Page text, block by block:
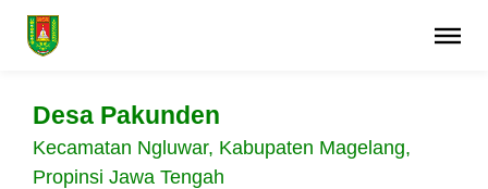
Desa Pakunden
Kecamatan Ngluwar, Kabupaten Magelang,
Propinsi Jawa Tengah